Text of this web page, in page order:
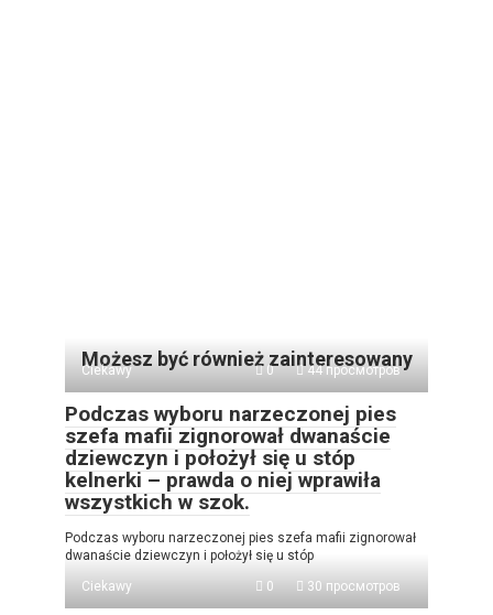
Możesz być również zainteresowany
Ciekawy 0 44 просмотров
Podczas wyboru narzeczonej pies
szefa mafii zignorował dwanaście
dziewczyn i położył się u stóp
kelnerki – prawda o niej wprawiła
wszystkich w szok.
Podczas wyboru narzeczonej pies szefa mafii zignorował
dwanaście dziewczyn i położył się u stóp
Ciekawy
0 30 просмотров